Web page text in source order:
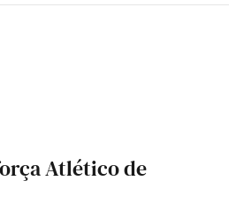
Atlético de